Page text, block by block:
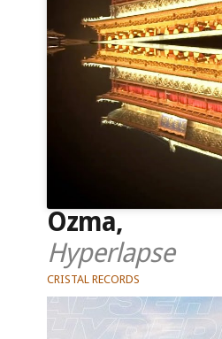
Ozma,
Hyperlapse
CRISTAL RECORDS